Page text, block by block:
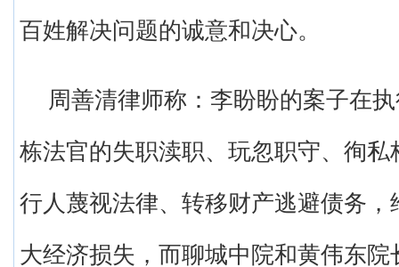
百姓解决问题的诚意和决心。
周善清律师称：李盼盼的案子在
栋法官的失职渎职、玩忽职守、徇私
行人蔑视法律、转移财产逃避债务，
大经济损失，而聊城中院和黄伟东